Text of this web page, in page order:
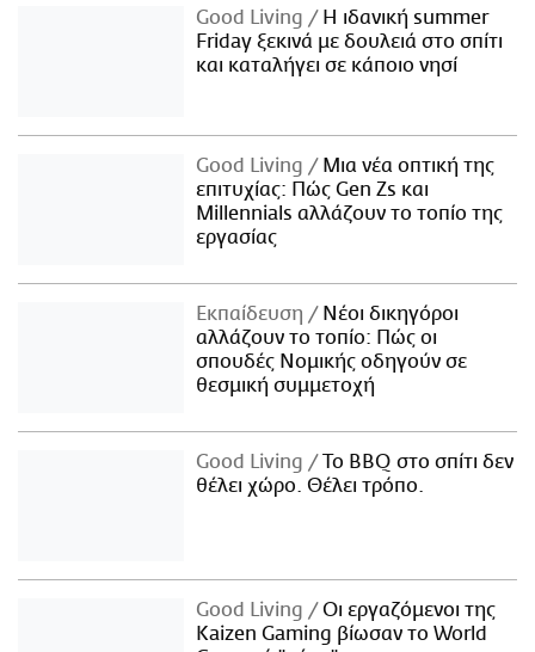
Good Living
Η ιδανική summer
Friday ξεκινά με δουλειά στο σπίτι
και καταλήγει σε κάποιο νησί
Good Living
Μια νέα οπτική της
επιτυχίας: Πώς Gen Zs και
Millennials αλλάζουν το τοπίο της
εργασίας
Εκπαίδευση
Νέοι δικηγόροι
αλλάζουν το τοπίο: Πώς οι
σπουδές Νομικής οδηγούν σε
θεσμική συμμετοχή
Good Living
Το BBQ στο σπίτι δεν
θέλει χώρο. Θέλει τρόπο.
Good Living
Οι εργαζόμενοι της
Kaizen Gaming βίωσαν το World